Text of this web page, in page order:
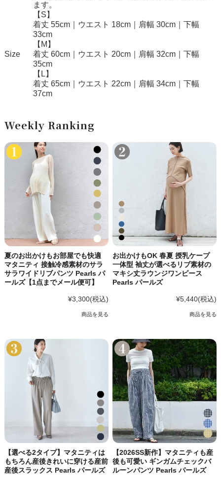
ます。
Size
【S】
着丈 55cm｜ウエスト 18cm｜肩幅 30cm｜下幅
33cm
【M】
着丈 60cm｜ウエスト 20cm｜肩幅 32cm｜下幅
35cm
【L】
着丈 65cm｜ウエスト 22cm｜肩幅 34cm｜下幅
37cm
Weekly Ranking
夏のお出かけもお部屋でも快適
マタニティ 接触冷感素材のサラ
サラワイドリブパンツ Pearls パ
ールズ【1点までメール便可】
¥3,300(税込)
商品を見る
お出かけもOK 春夏 授乳ケープ
一体型 袖丈が選べるリブ素材の
マキシ丈ラウンジワンピース
Pearls パールズ
¥5,440(税込)
商品を見る
【選べる2タイプ】マタニティは
もちろん産後きれいに穿ける産前
産後スラックス Pearls パールズ
【2026SS新作】マタニティも産
後も可愛い ギンガムチェックバ
ルーンパンツ Pearls パールズ